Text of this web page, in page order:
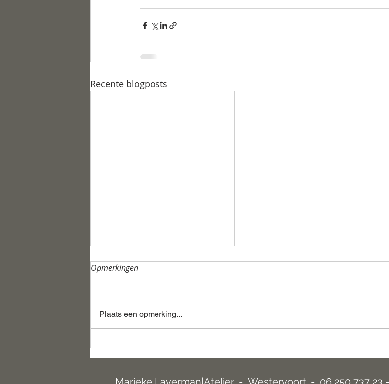
Recente blogposts
Natuurlijke Kunst van Marjon
Meulenbrugge
Aquarellen en schilderijen -
Expositie in februari 2026
Opmerkingen
Plaats een opmerking...